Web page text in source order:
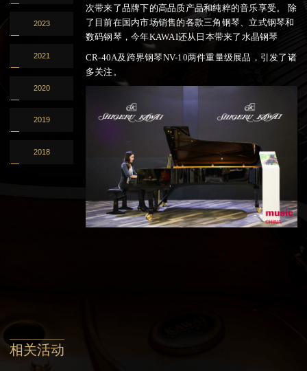
2023
2021
2020
2019
2018
次带来了品牌下的高品质产品和纯粹的音乐享受。 除
了目前在国内市场销售的各款三角钢琴、立式钢琴和
数码钢琴，今年KAWAI还从日本带来了水晶钢琴
CR-40A及跨界钢琴NV-10两件重量级展品，引发了诸
多关注。
相关活动